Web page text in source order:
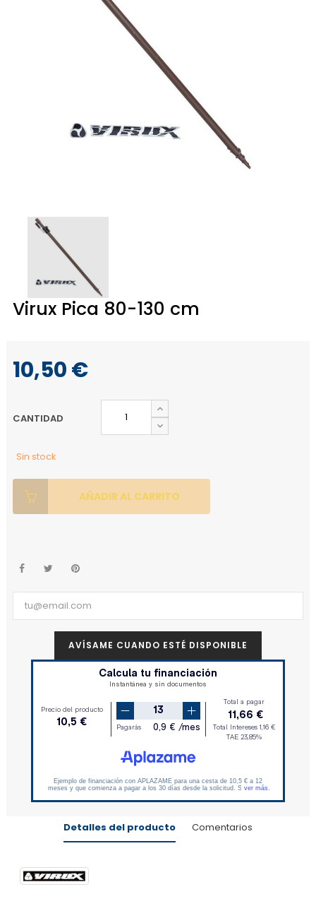
Virux Pica 80-130 cm
10,50 €
CANTIDAD
Sin stock
AÑADIR AL CARRITO
AVÍSAME CUANDO ESTÉ DISPONIBLE
Detalles del producto Comentarios